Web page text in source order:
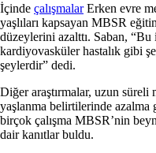
İçinde çalışmalarErken evre
yaşlıları kapsayan MBSR
düzeylerini azalttı. Saban,
kardiyovasküler hastalık gibi
şeylerdir” dedi.
Diğer araştırmalar, uzun süreli
yaşlanma belirtilerinde azalma
birçok çalışma MBSR’nin
dair kanıtlar buldu.